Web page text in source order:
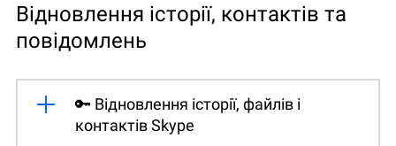
Відновлення історії, контактів та
повідомлень
🔑 Відновлення історії, файлів і
контактів Skype